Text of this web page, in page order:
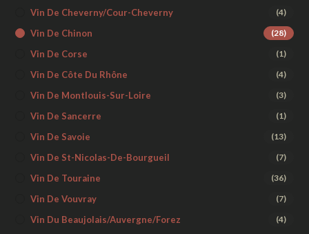
Vin De Cheverny/Cour-Cheverny (4)
Vin De Chinon (28)
Vin De Corse (1)
Vin De Côte Du Rhône (4)
Vin De Montlouis-Sur-Loire (3)
Vin De Sancerre (1)
Vin De Savoie (13)
Vin De St-Nicolas-De-Bourgueil (7)
Vin De Touraine (36)
Vin De Vouvray (7)
Vin Du Beaujolais/Auvergne/Forez (4)